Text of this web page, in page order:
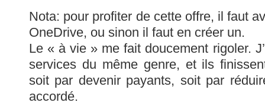
Nota: pour profiter de cette offre, il faut
OneDrive, ou sinon il faut en créer un.
Le « à vie » me fait doucement rigoler.
services du même genre, et ils
soit par devenir payants, soit par
accordé.